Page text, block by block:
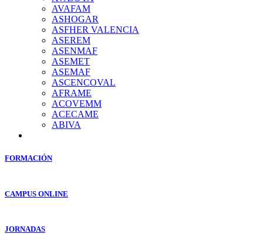
AVAFAM
ASHOGAR
ASFHER VALENCIA
ASEREM
ASENMAF
ASEMET
ASEMAF
ASCENCOVAL
AFRAME
ACOVEMM
ACECAME
ABIVA
FORMACIÓN
CAMPUS ONLINE
JORNADAS